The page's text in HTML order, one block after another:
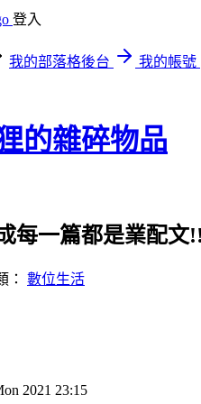
登入
我的部落格後台
我的帳號
的雜碎物品
每一篇都是業配文
： 數位生活
2021 23:15